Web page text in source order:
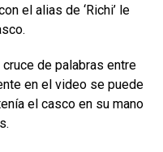
el alias de ‘Richi’ le
de palabras entre
en el video se puede
el casco en su mano